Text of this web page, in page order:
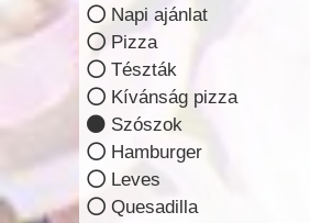
Napi ajánlat
Pizza
Tészták
Kívánság pizza
Szószok
Hamburger
Leves
Quesadilla